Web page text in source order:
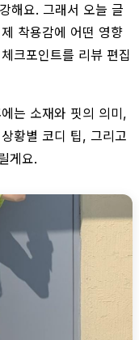
해요. 그래서 오늘 글
착용감에 어떤 영향
크포인트를 리뷰 편집
는 소재와 핏의 의미,
황별 코디 팁, 그리고
게요.